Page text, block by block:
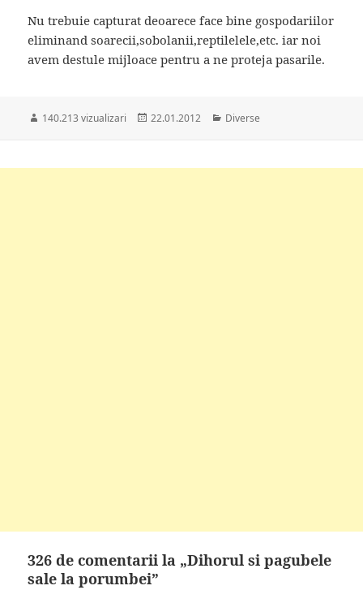
Nu trebuie capturat deoarece face bine gospodariilor
eliminand soarecii,sobolanii,reptilelele,etc. iar noi
avem destule mijloace pentru a ne proteja pasarile.
140.213 vizualizari
Publicat
22.01.2012 Categorii
Diverse
326 de comentarii la „Dihorul si pagubele
sale la porumbei”